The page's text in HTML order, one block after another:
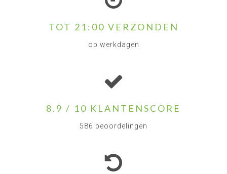
TOT 21:00 VERZONDEN
op werkdagen
8.9 / 10 KLANTENSCORE
586 beoordelingen